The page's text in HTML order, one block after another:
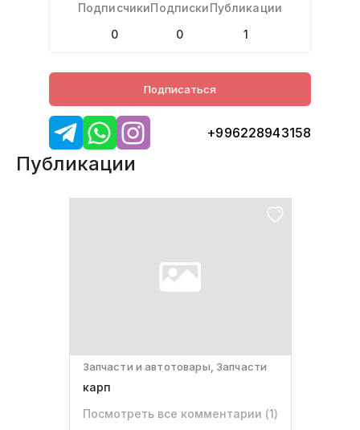
Подписчики
0
Подписки
0
Публикации
1
Подписаться
+996228943158
Публикации
Запчасти и автотовары, Запчасти
карп
Посмотреть все комментарии (1)